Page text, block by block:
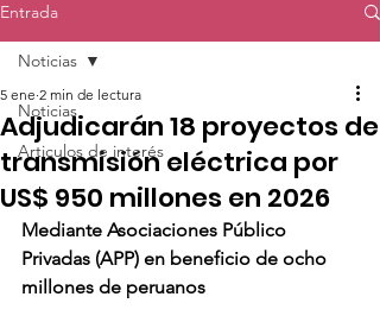
Entrada
Noticias
Articulos de interés
Noticias
Adjudicarán 18 proyectos de
transmisión eléctrica por
US$ 950 millones en 2026
5 ene 2 min de lectura
Mediante Asociaciones Público
Privadas (APP) en beneficio de ocho
millones de peruanos